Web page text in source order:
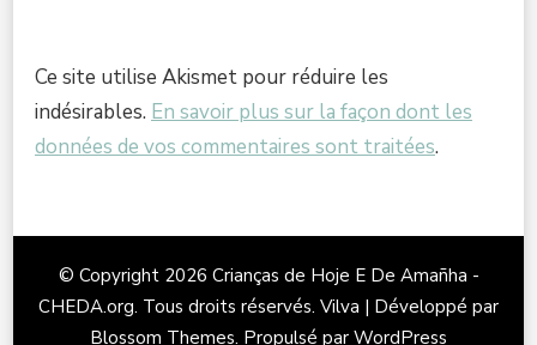
Ce site utilise Akismet pour réduire les
indésirables. En savoir plus sur la façon dont les
données de vos commentaires sont traitées.
© Copyright 2026 Crianças de Hoje E De Amañha -
CHEDA.org. Tous droits réservés. Vilva | Développé par
Blossom Themes. Propulsé par WordPress